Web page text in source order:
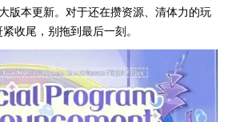
版本更新。对于还在攒资源、清体力的玩
收尾，别拖到最后一刻。